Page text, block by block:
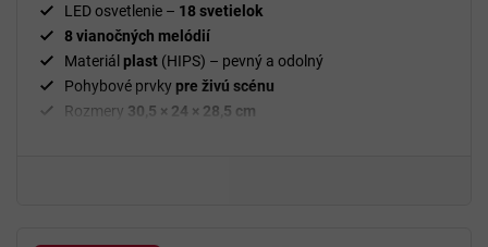
LED osvetlenie – 18 svetielok
8 vianočných melódií
Materiál plast (HIPS) – pevný a odolný
Pohybové prvky pre živú scénu
Rozmery 30,5 × 24 × 28,5 cm